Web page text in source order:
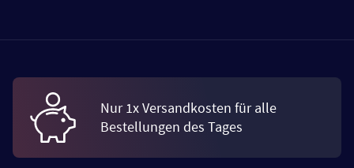
Nur 1x Versandkosten für alle
Bestellungen des Tages